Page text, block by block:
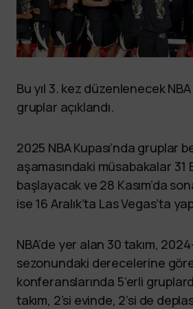
Bu yıl 3. kez düzenlenecek NBA
gruplar açıklandı.
2025 NBA Kupası’nda gruplar
aşamasındaki müsabakalar 31
başlayacak ve 28 Kasım’da
ise 16 Aralık’ta Las Vegas’ta
NBA’de yer alan 30 takım,
sezonundaki derecelerine
konferanslarında 5’erli
takım, 2’si evinde, 2’si de